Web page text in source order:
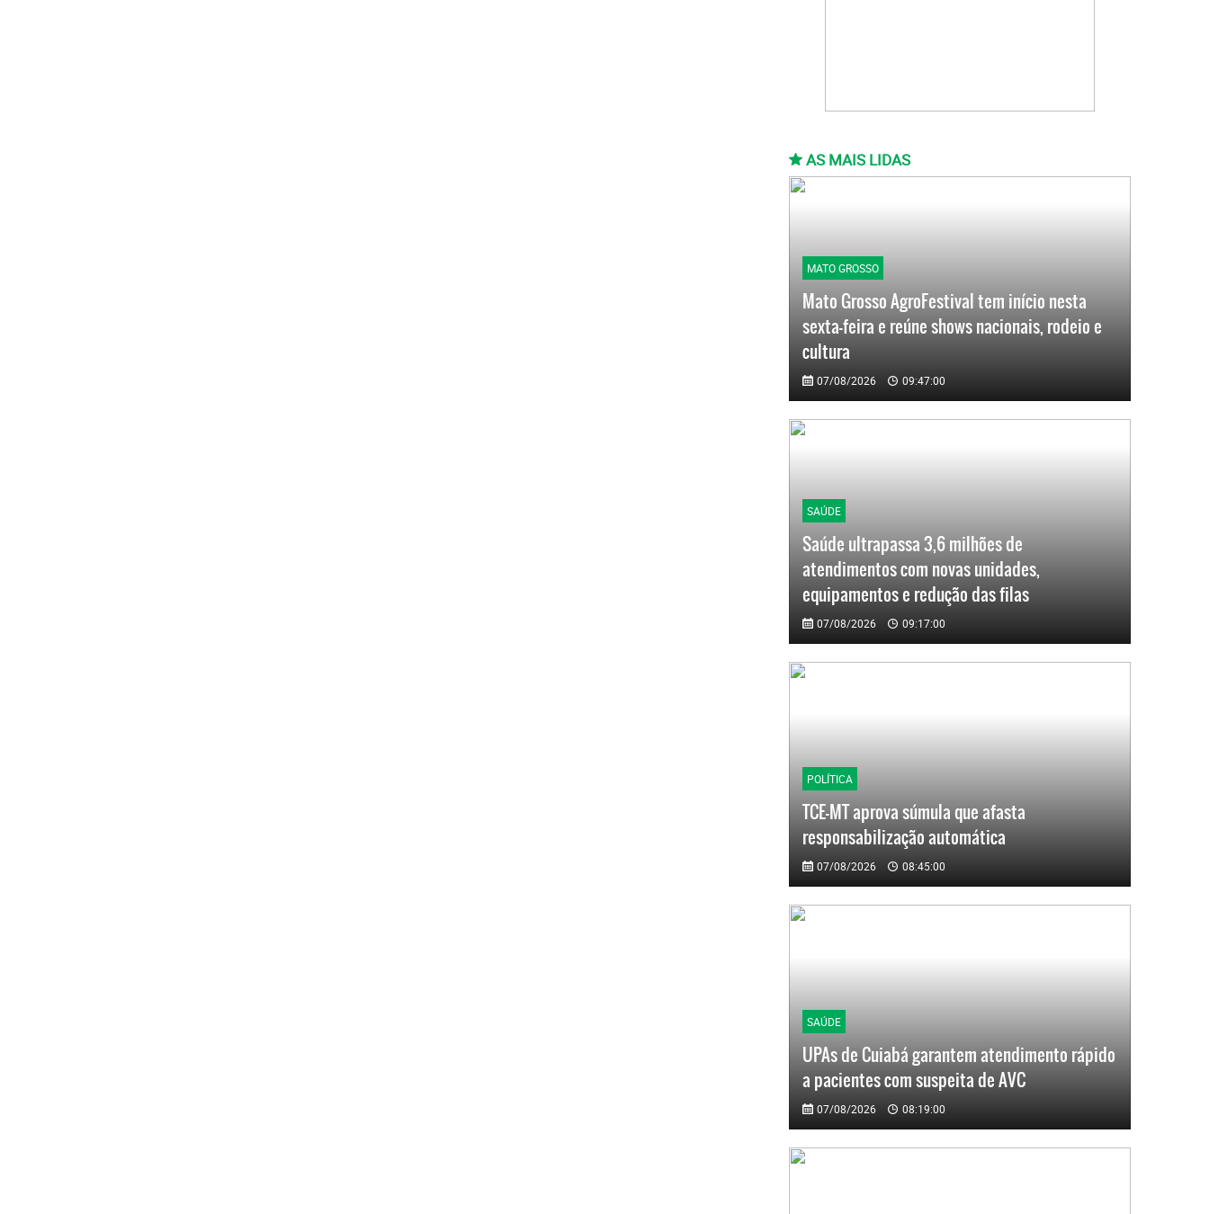
AS MAIS LIDAS
MATO GROSSO
Mato Grosso AgroFestival tem início nesta
sexta-feira e reúne shows nacionais, rodeio e
cultura
07/08/2026 09:47:00
SAÚDE
Saúde ultrapassa 3,6 milhões de
atendimentos com novas unidades,
equipamentos e redução das filas
07/08/2026 09:17:00
POLÍTICA
TCE-MT aprova súmula que afasta
responsabilização automática
07/08/2026 08:45:00
SAÚDE
UPAs de Cuiabá garantem atendimento rápido
a pacientes com suspeita de AVC
07/08/2026 08:19:00